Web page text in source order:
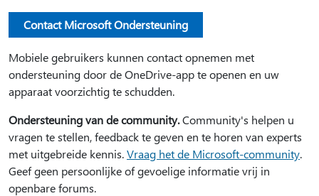
Contact Microsoft Ondersteuning
Mobiele gebruikers kunnen contact opnemen met
ondersteuning door de OneDrive-app te openen en uw
apparaat voorzichtig te schudden.
Ondersteuning van de community.Community's helpen u
vragen te stellen, feedback te geven en te horen van experts
met uitgebreide kennis.Vraag het de Microsoft-community.
Geef geen persoonlijke of gevoelige informatie vrij in
openbare forums.